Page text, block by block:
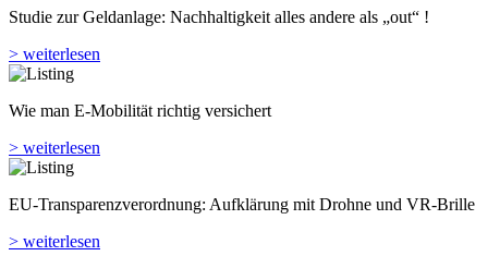
Studie zur Geldanlage: Nachhaltigkeit alles andere als „out“ !
> weiterlesen
Wie man E-Mobilität richtig versichert
> weiterlesen
EU-Transparenzverordnung: Aufklärung mit Drohne und VR-Brille
> weiterlesen